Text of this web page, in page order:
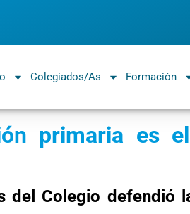
Colegiados/as Formación
primaria es
del Colegio defendió